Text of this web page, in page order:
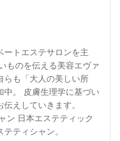
ートエステサロンを主
ものを伝える美容エヴァ
らも「大人の美しい所
中。 皮膚生理学に基づい
えしていきます。
ン 日本エステティック
ティシャン。